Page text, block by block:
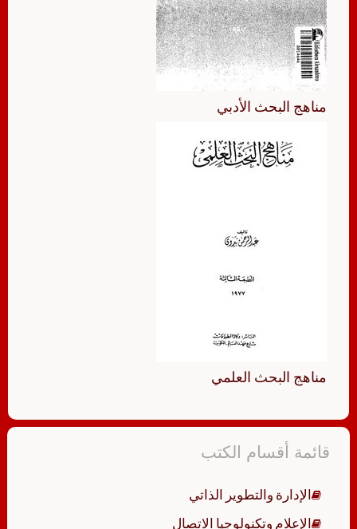
مناهج البحث الأدبي
مناهج البحث العلمي
قائمة أقسام الكتب
الإدارة والتطوير الذاتي
الإعلام وتكنولوجيا الاتصال